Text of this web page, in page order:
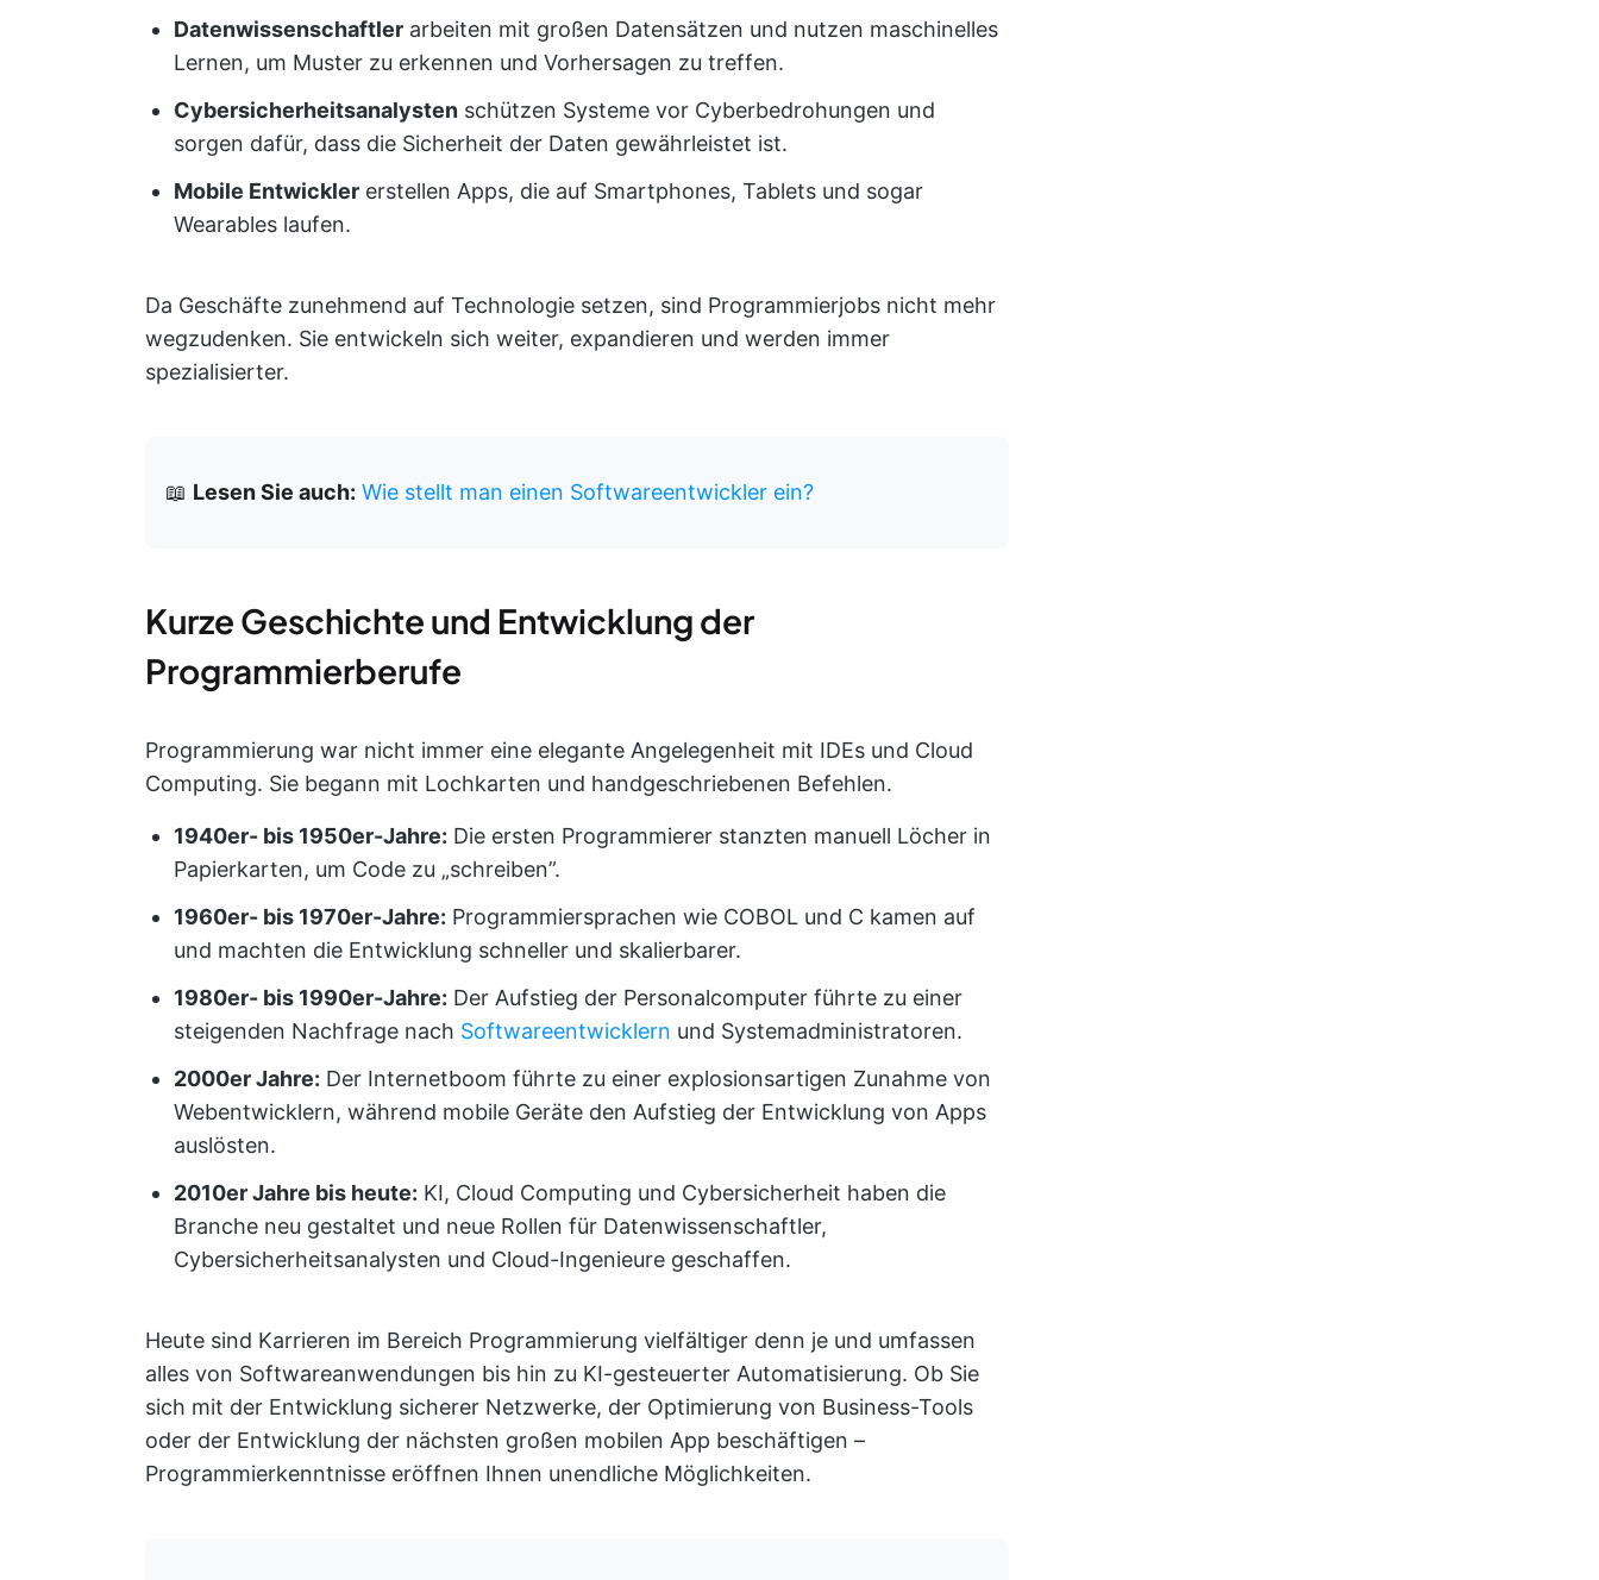
Datenwissenschaftler arbeiten mit großen Datensätzen und nutzen maschinelles
Lernen, um Muster zu erkennen und Vorhersagen zu treffen.
Cybersicherheitsanalysten schützen Systeme vor Cyberbedrohungen und
sorgen dafür, dass die Sicherheit der Daten gewährleistet ist.
Mobile Entwickler erstellen Apps, die auf Smartphones, Tablets und sogar
Wearables laufen.
Da Geschäfte zunehmend auf Technologie setzen, sind Programmierjobs nicht mehr
wegzudenken. Sie entwickeln sich weiter, expandieren und werden immer
spezialisierter.
📖 Lesen Sie auch: Wie stellt man einen Softwareentwickler ein?
Kurze Geschichte und Entwicklung der
Programmierberufe
Programmierung war nicht immer eine elegante Angelegenheit mit IDEs und Cloud
Computing. Sie begann mit Lochkarten und handgeschriebenen Befehlen.
1940er- bis 1950er-Jahre: Die ersten Programmierer stanzten manuell Löcher in
Papierkarten, um Code zu „schreiben”.
1960er- bis 1970er-Jahre: Programmiersprachen wie COBOL und C kamen auf
und machten die Entwicklung schneller und skalierbarer.
1980er- bis 1990er-Jahre: Der Aufstieg der Personalcomputer führte zu einer
steigenden Nachfrage nach Softwareentwicklern und Systemadministratoren.
2000er Jahre: Der Internetboom führte zu einer explosionsartigen Zunahme von
Webentwicklern, während mobile Geräte den Aufstieg der Entwicklung von Apps
auslösten.
2010er Jahre bis heute: KI, Cloud Computing und Cybersicherheit haben die
Branche neu gestaltet und neue Rollen für Datenwissenschaftler,
Cybersicherheitsanalysten und Cloud-Ingenieure geschaffen.
Heute sind Karrieren im Bereich Programmierung vielfältiger denn je und umfassen
alles von Softwareanwendungen bis hin zu KI-gesteuerter Automatisierung. Ob Sie
sich mit der Entwicklung sicherer Netzwerke, der Optimierung von Business-Tools
oder der Entwicklung der nächsten großen mobilen App beschäftigen –
Programmierkenntnisse eröffnen Ihnen unendliche Möglichkeiten.